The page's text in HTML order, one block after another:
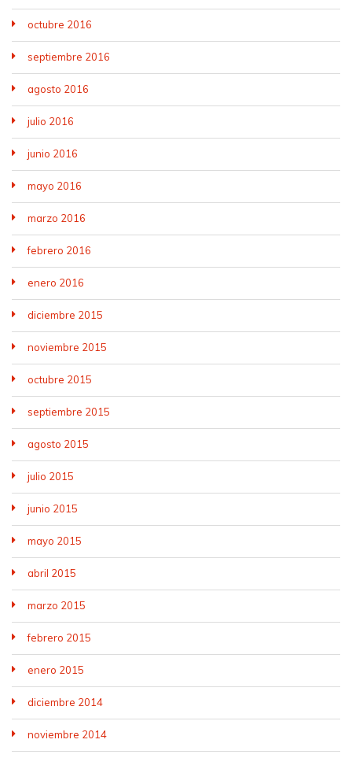
octubre 2016
septiembre 2016
agosto 2016
julio 2016
junio 2016
mayo 2016
marzo 2016
febrero 2016
enero 2016
diciembre 2015
noviembre 2015
octubre 2015
septiembre 2015
agosto 2015
julio 2015
junio 2015
mayo 2015
abril 2015
marzo 2015
febrero 2015
enero 2015
diciembre 2014
noviembre 2014